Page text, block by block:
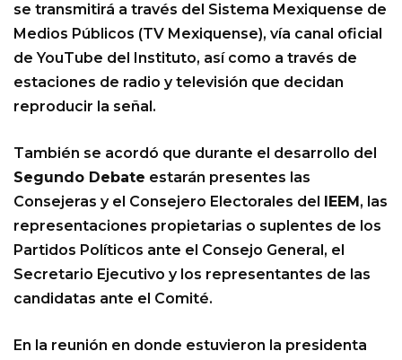
se transmitirá a través del Sistema Mexiquense de
Medios Públicos (TV Mexiquense), vía canal oficial
de YouTube del Instituto, así como a través de
estaciones de radio y televisión que decidan
reproducir la señal.
También se acordó que durante el desarrollo del
Segundo Debate estarán presentes las
Consejeras y el Consejero Electorales del IEEM, las
representaciones propietarias o suplentes de los
Partidos Políticos ante el Consejo General, el
Secretario Ejecutivo y los representantes de las
candidatas ante el Comité.
En la reunión en donde estuvieron la presidenta